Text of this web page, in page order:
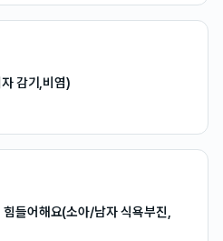
요. (소아/여자 감기,비염)
들어해요(소아/남자 식욕부진,